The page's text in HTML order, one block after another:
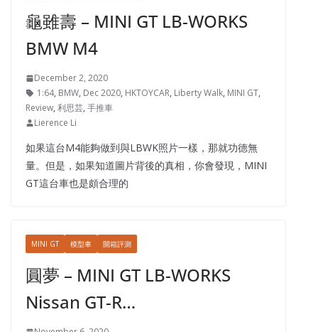
龜雖壽 – MINI GT LB-WORKS
BMW M4
December 2, 2020
1:64, BMW, Dec 2020, HKTOYCAR, Liberty Walk, MINI GT,
Review, 利思芸, 手推車
Lierence Li
如果這台M4能夠做到與LBWK照片一樣，那就功德無
量。但是，如果知道圖片背後的真相，你會發現，MINI
GT這台車也是頗合理的
MINI GT 模型車 開箱評測
圓夢 – MINI GT LB-WORKS
Nissan GT-R…